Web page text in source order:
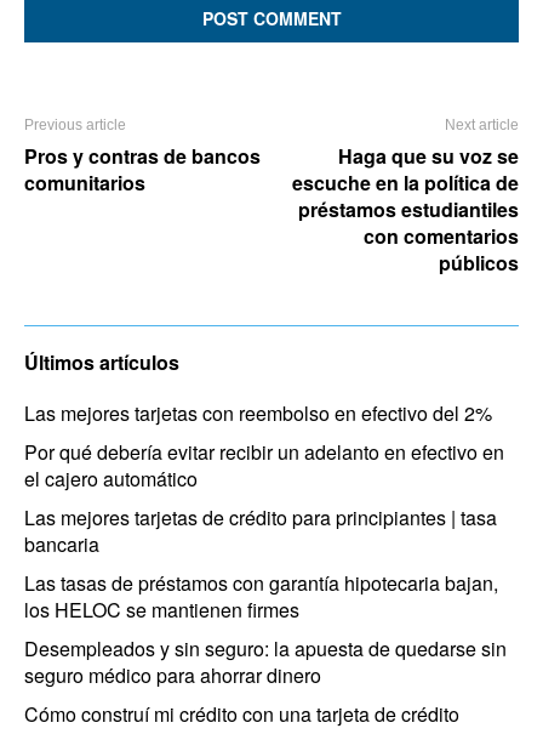
Previous article
Pros y contras de bancos
comunitarios
Next article
Haga que su voz se
escuche en la política de
préstamos estudiantiles
con comentarios
públicos
Últimos artículos
Las mejores tarjetas con reembolso en efectivo del 2%
Por qué debería evitar recibir un adelanto en efectivo en
el cajero automático
Las mejores tarjetas de crédito para principiantes | tasa
bancaria
Las tasas de préstamos con garantía hipotecaria bajan,
los HELOC se mantienen firmes
Desempleados y sin seguro: la apuesta de quedarse sin
seguro médico para ahorrar dinero
Cómo construí mi crédito con una tarjeta de crédito